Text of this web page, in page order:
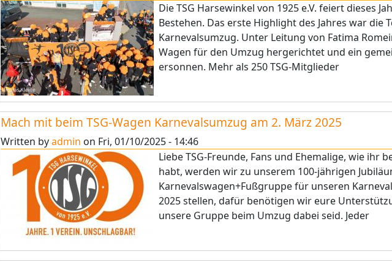
Die TSG Harsewinkel von 1925 e.V. feiert dieses
Bestehen. Das erste Highlight des Jahres war die
Karnevalsumzug. Unter Leitung von Fatima
Wagen für den Umzug hergerichtet und ein
ersonnen. Mehr als 250 TSG-Mitglieder
Mach mit beim TSG-Wagen Karnevalsumzug am 2. März 2025
Written byadmin on Fri, 01/10/2025 - 14:46
Liebe TSG-Freunde, Fans und Ehemalige, wie ihr
habt, werden wir zu unserem 100-jährigen
Karnevalswagen+Fußgruppe für unseren
2025 stellen, dafür benötigen wir eure
unsere Gruppe beim Umzug dabei seid. Jeder